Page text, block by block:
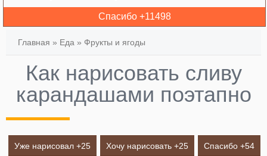
Спасибо +11498
Главная » Еда » Фрукты и ягоды
Как нарисовать сливу
карандашами поэтапно
Уже нарисовал +25 Хочу нарисовать +25 Спасибо +54